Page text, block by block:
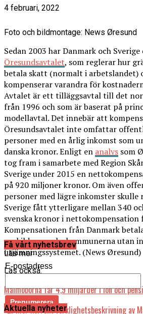
4 februari, 2022
Foto och bildmontage: News Øresund
Sedan 2003 har Danmark och
Öresundsavtalet, som reglerar hur
betala skatt (normalt i arbetslandet)
kompenserar varandra för
Avtalet är ett tilläggsavtal till det
från 1996 och som är baserat på
modellavtal. Det innebär att
Öresundsavtalet inte omfattar
personer med en årlig inkomst som
danska kronor. Enligt en analys som
tog fram i samarbete med Region
Sverige under 2015 en
på 920 miljoner kronor. Om även
personer med lägre inkomster skulle
Sverige fått ytterligare mellan 340
svenska kronor i nettokompensation
Kompensationen från Danmark
enskilda svenska kommunerna utan
utjämningssystemet. (News Øresund)
Läs också:
Malmöborna får 4,9 miljarder i lön och
”En mer korrekt verklighetsbeskrivning av
Läs mer
Få vårt nyhetsbrev
E-postadress
Aktuella nyheter